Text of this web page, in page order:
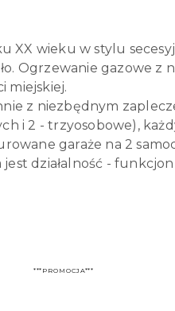
XX wieku w stylu
Ogrzewanie gazowe z
miejskiej.
z niezbędnym
i 2 - trzyosobowe),
garaże na 2
działalność -
***PROMOCJA***